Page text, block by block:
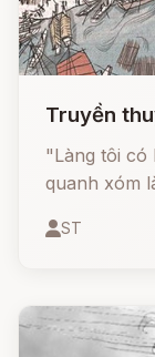
Truyền
"Làng tôi có
quanh xóm
ST